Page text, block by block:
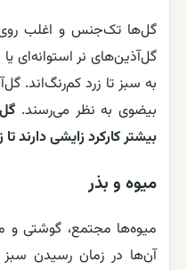
گل‌ها تک‌جنس و اغلب روی
گل‌آذین‌های نر استوانه‌ای
به سبز تا زرد کم‌رنگ‌اند.
بیضوی به نظر می‌رسند.
بیشتر کارکرد زایشی دارند تا
میوه و بذر
میوه‌ها مجتمع، گوشتی و
آن‌ها در زمان رسیدن